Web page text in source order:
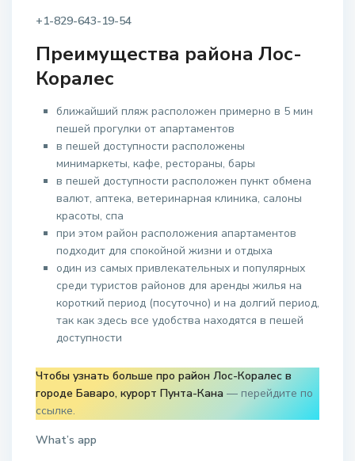
+1-829-643-19-54
Преимущества района Лос-
Коралес
ближайший пляж расположен примерно в 5 мин
пешей прогулки от апартаментов
в пешей доступности расположены
минимаркеты, кафе, рестораны, бары
в пешей доступности расположен пункт обмена
валют, аптека, ветеринарная клиника, салоны
красоты, спа
при этом район расположения апартаментов
подходит для спокойной жизни и отдыха
один из самых привлекательных и популярных
среди туристов районов для аренды жилья на
короткий период (посуточно) и на долгий период,
так как здесь все удобства находятся в пешей
доступности
Чтобы узнать больше про район Лос-Коралес в
городе Баваро, курорт Пунта-Кана — перейдите по
ссылке.
What’s app